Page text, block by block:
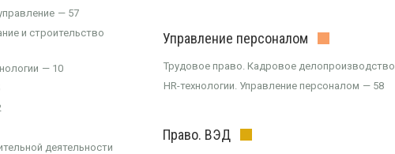
57
и строительство
10
деятельности
Управление персоналом
Трудовое право. Кадровое делопроизводство
HR-технологии. Управление персоналом
58
Право. ВЭД